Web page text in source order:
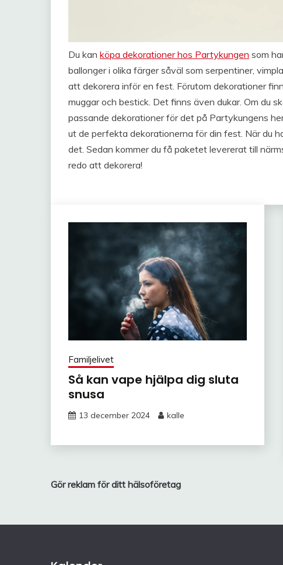
Du kan köpa dekorationer hos Partykungen som
ballonger i olika färger såväl som serpentiner,
att dekorera inför en fest. Förutom dekorationer
muggar och bestick. Det finns även dukar. Om du
passande dekorationer för det på Partykungens
ut de perfekta dekorationerna för din fest. När du
det. Sedan kommer du få paketet levererat till
redo att dekorera!
Familjelivet
Så kan vape hjälpa dig sluta
snusa
13 december 2024 kalle
Inläggsnavigering
Gör reklam för ditt hälsoföretag